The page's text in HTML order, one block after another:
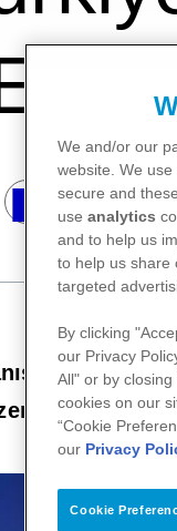
Türkiye
We and/or our
website. We use
secure and
use analytics
and to help us
to help us share
targeted
By clicking
our Privacy
All" or by
cookies on our
“Cookie
our Privacy
Cookie